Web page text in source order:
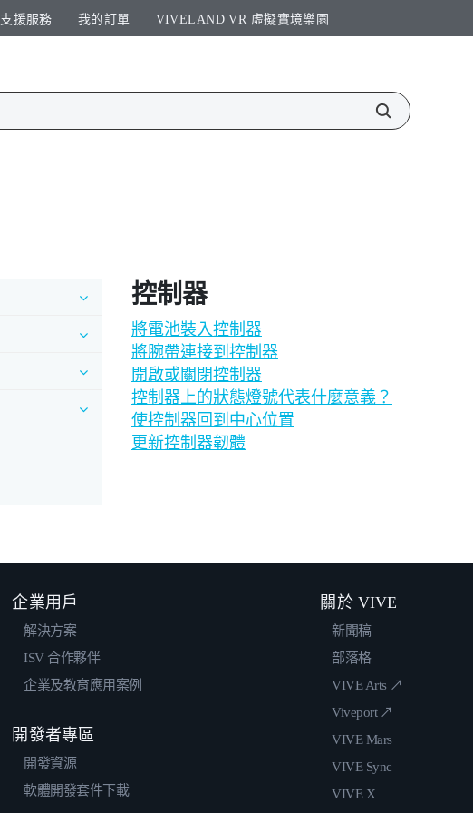
支援服務 我的訂單 VIVELAND VR 虛擬實境樂園​
控制器
將電池裝入控制器
將腕帶連接到控制器
開啟或關閉控制器
控制器上的狀態燈號代表什麼意義？
使控制器回到中心位置
更新控制器韌體
企業用戶
解決方案
ISV 合作夥伴
企業及教育應用案例
開發者專區
開發資源
軟體開發套件下載
關於 VIVE
新聞稿
部落格
VIVE Arts ↗
Viveport ↗
VIVE Mars
VIVE Sync
VIVE X